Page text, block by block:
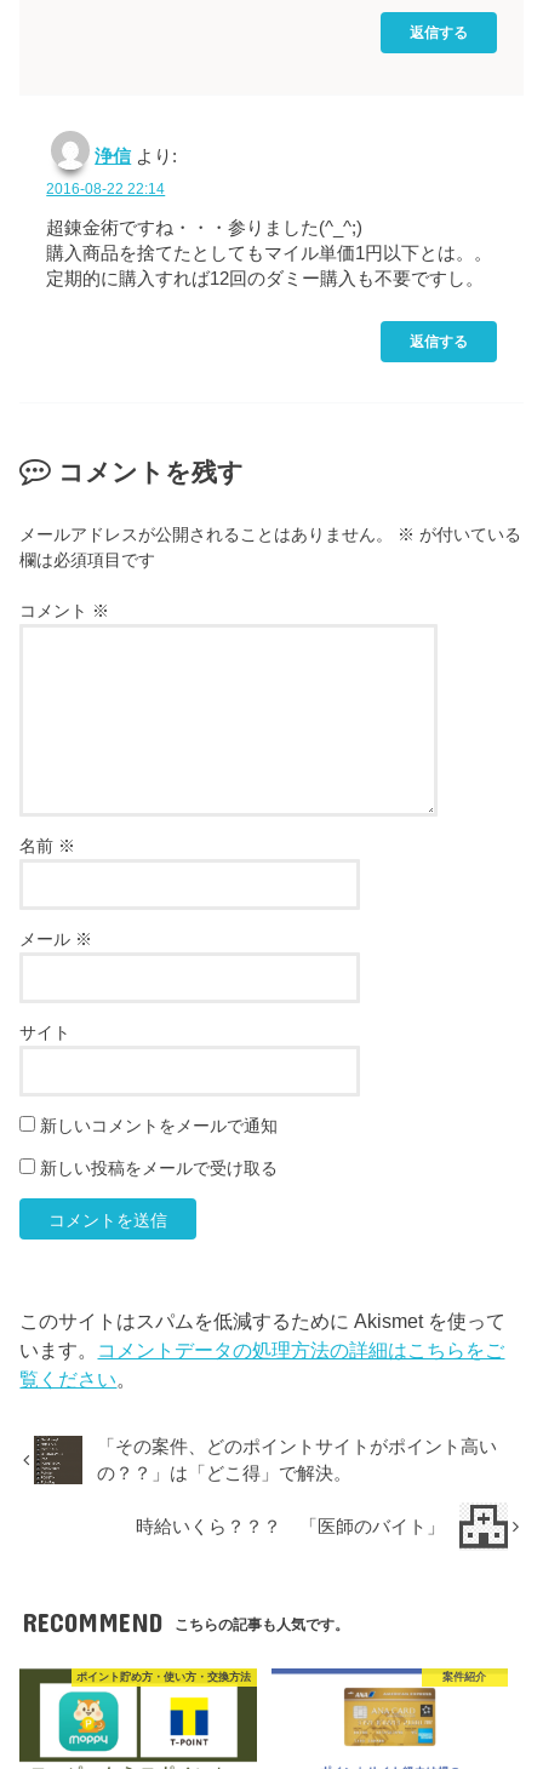
返信する
浄信 より:
2016-08-22 22:14
超錬金術ですね・・・参りました(^_^;)
購入商品を捨てたとしてもマイル単価1円以下とは。。
定期的に購入すれば12回のダミー購入も不要ですし。
返信する
コメントを残す
メールアドレスが公開されることはありません。 ※ が付いている
欄は必須項目です
コメント ※
名前 ※
メール ※
サイト
新しいコメントをメールで通知
新しい投稿をメールで受け取る
このサイトはスパムを低減するために Akismet を使って
います。 コメントデータの処理方法の詳細はこちらをご
覧ください。
「その案件、どのポイントサイトがポイント高い
の？？」は「どこ得」で解決。
時給いくら？？？ 「医師のバイト」
RECOMMEND こちらの記事も人気です。
ポイント貯め方・使い方・交換方法 案件紹介